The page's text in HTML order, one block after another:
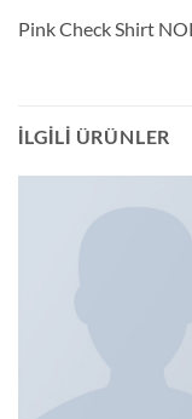
Pink Check Shirt
İLGILI ÜRÜNLER